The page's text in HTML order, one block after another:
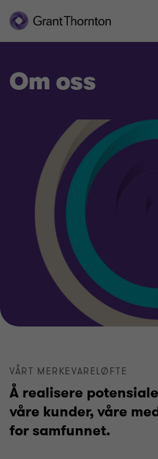
Om oss
VÅRT MERKEVARELØFTE
Å realisere
våre kunder, våre
for samfunnet.